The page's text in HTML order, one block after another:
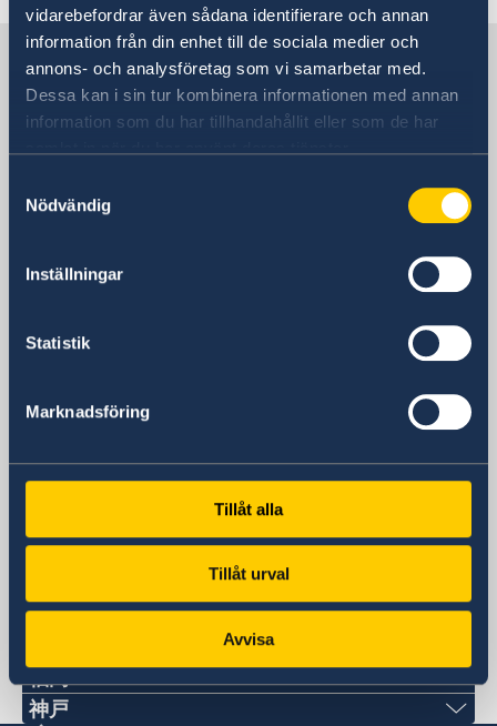
vidarebefordrar även sådana identifierare och annan
information från din enhet till de sociala medier och
annons- och analysföretag som vi samarbetar med.
Dessa kan i sin tur kombinera informationen med annan
information som du har tillhandahållit eller som de har
Nödvändig
Inställningar
Statistik
Marknadsföring
Tillåt alla
Tillåt urval
Avvisa
日本の中のスウェーデン
スウェーデン大使館
スウェーデン大使館
東京都港区赤坂1-12-32アーク森ビル16階
スウェーデン大使館
東京都港区赤坂1-12-32アーク森ビル16階私
電話番号
+81 3 5562 5050
ambassaden.tokyo@gov.se
スウェーデン名誉領事館
〒060-0807 札幌市北区北7条西1丁目2-6 NCO
福岡
Phone numbers
神戸